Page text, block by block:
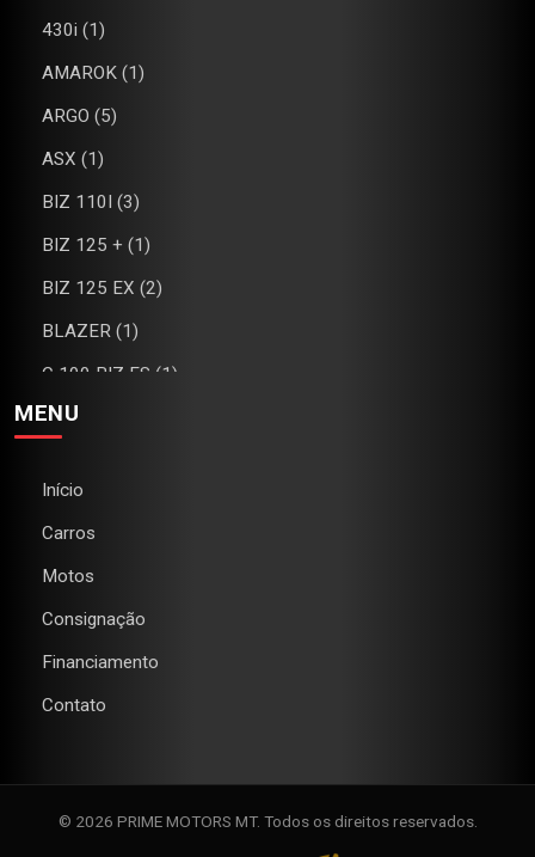
430i (1)
AMAROK (1)
ARGO (5)
ASX (1)
BIZ 110I (3)
BIZ 125 + (1)
BIZ 125 EX (2)
BLAZER (1)
C 100 BIZ ES (1)
C4 (1)
CB 300R (2)
CG 160 FAN (1)
CG 160 TITAN (2)
CHEROKEE (1)
CIVIC (1)
CLASSIC (1)
MENU
Início
Carros
Motos
Consignação
Financiamento
Contato
© 2026 PRIME MOTORS MT. Todos os direitos reservados.